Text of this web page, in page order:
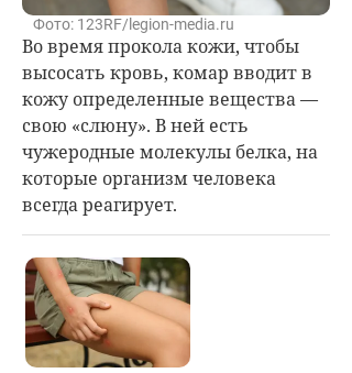
Фото: 123RF/legion-media.ru
Во время прокола кожи, чтобы
высосать кровь, комар вводит в
кожу определенные вещества —
свою «слюну». В ней есть
чужеродные молекулы белка, на
которые организм человека
всегда реагирует.